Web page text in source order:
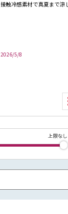
2026/5/8
接触冷感素材で真夏まで涼
上限なし